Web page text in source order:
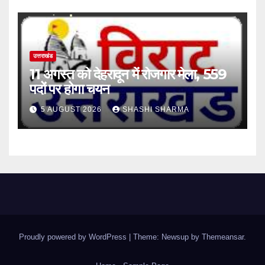
उत्तराखंड
11 अगस्त को देहरादून में रोजगार मेला, 559
पदों पर होगा चयन
5 AUGUST 2026 SHASHI SHARMA
Proudly powered by WordPress Theme: Newsup by Themeansar.